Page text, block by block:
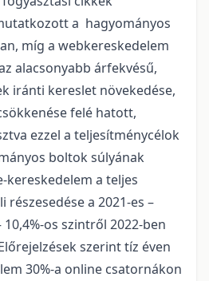
a hagyományos
míg a webkereskedelem
alacsonyabb árfekvésű,
iránti kereslet növekedése,
felé hatott,
ezzel a teljesítménycélok
boltok súlyának
kereskedelem a teljes
a 2021-es –
os szintről 2022-ben
szerint tíz éven
30%-a online csatornákon